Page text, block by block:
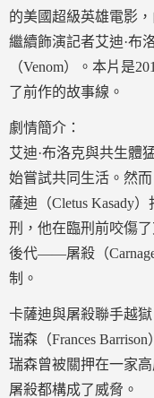
的美國超級英雄電影，
繼續飾演記者艾迪·布
（Venom）。本片是
了前作的故事線。
劇情簡介：
艾迪·布洛克與共生體
始嘗試共同生活。然
薩迪（Cletus Kasady
刑，他在臨刑前咬傷
後代——屠殺（
制。
卡薩迪與屠殺聯手越
瑞森（Frances
瑞森曾被關押在一家
屠殺都構成了威脅。